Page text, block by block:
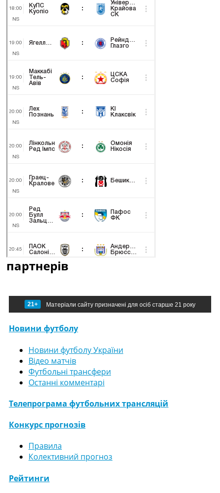
партнерів
21+ Матеріали сайту призначені для осіб старше 21 року
Новини футболу
Новини футболу України
Відео матчів
Футбольні трансфери
Останні комментарі
Телепрограма футбольних трансляцій
Конкурс прогнозів
Правила
Колективний прогноз
Рейтинги